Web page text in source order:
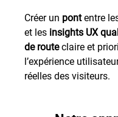
Créer un pontentre
et les insights UX
de routeclaire et
l’expérience
réelles des visiteurs.